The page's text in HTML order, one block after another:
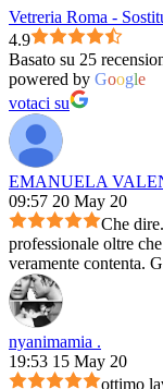
Vetreria Roma -
4.9
Basato su 25
powered by Google
votaci su
EMANUELA
09:57 20 May 20
Che
professionale oltre
veramente contenta.
nyanimamia .
19:53 15 May 20
ottimo